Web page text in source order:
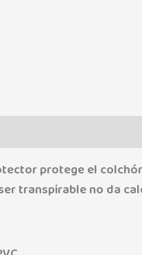
protege el
transpirable no da